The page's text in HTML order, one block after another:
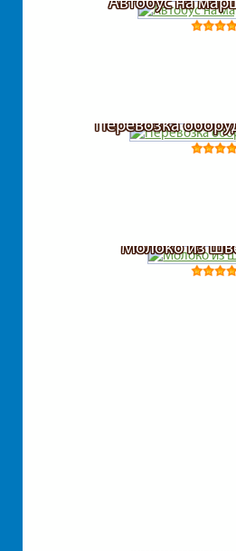
Перевозка
Молоко из